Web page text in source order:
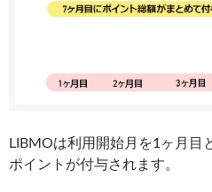
LIBMOは利用開始月を1ヶ月目
ポイントが付与されます。